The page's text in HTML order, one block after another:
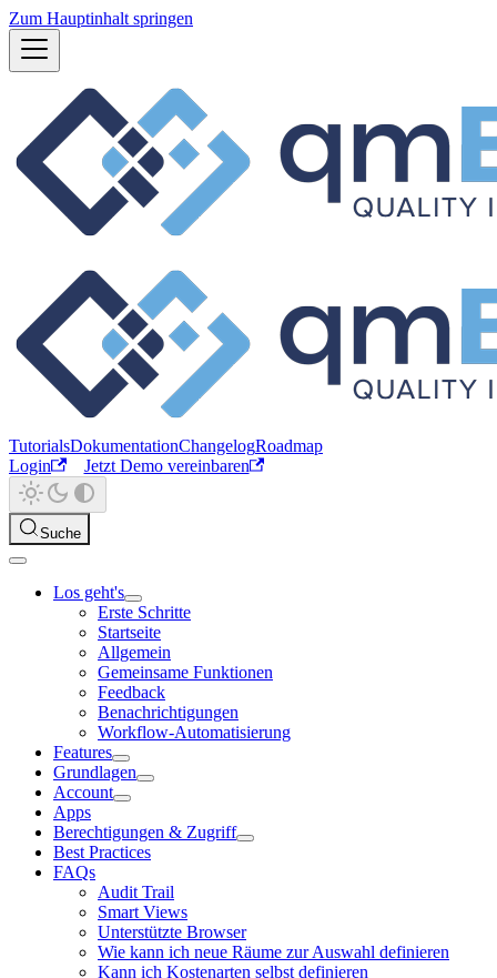
Zum Hauptinhalt springen
TutorialsDokumentationChangelogRoadmap
Login
Jetzt Demo vereinbaren
Suche
Los geht's
Erste Schritte
Startseite
Allgemein
Gemeinsame Funktionen
Feedback
Benachrichtigungen
Workflow-Automatisierung
Features
Grundlagen
Account
Apps
Berechtigungen & Zugriff
Best Practices
FAQs
Audit Trail
Smart Views
Unterstützte Browser
Wie kann ich neue Räume zur Auswahl definieren
Kann ich Kostenarten selbst definieren